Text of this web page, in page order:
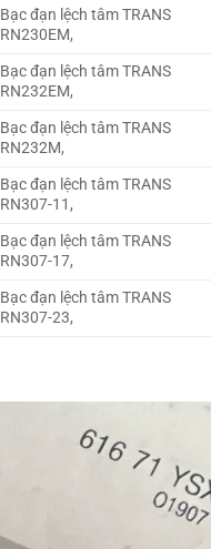
Bạc đạn lệch tâm TRANS
RN230EM,
Bạc đạn lệch tâm TRANS
RN232EM,
Bạc đạn lệch tâm TRANS
RN232M,
Bạc đạn lệch tâm TRANS
RN307-11,
Bạc đạn lệch tâm TRANS
RN307-17,
Bạc đạn lệch tâm TRANS
RN307-23,